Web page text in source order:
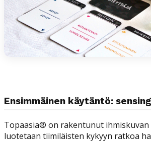
Ensimmäinen käytäntö:
Topaasia® on rakentunut ihmiskuvan
luotetaan tiimiläisten kykyyn ratkoa